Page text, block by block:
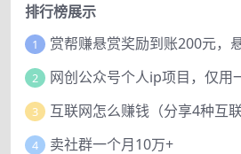
排行榜展示
1
2
3 互联网怎么赚钱（分享4种互
4 卖社群一个月10万+